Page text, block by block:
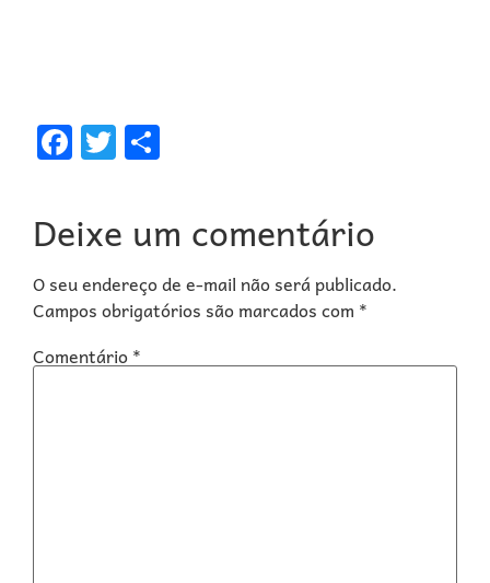
Facebook
Twitter
Deixe um comentário
O seu endereço de e-mail não será publicado.
Campos obrigatórios são marcados com *
Comentário*